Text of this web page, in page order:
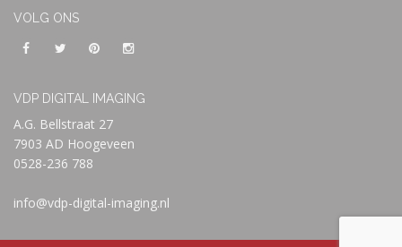
VOLG ONS
VDP DIGITAL IMAGING
A.G. Bellstraat 27
7903 AD Hoogeveen
0528-236 788
info@vdp-digital-imaging.nl